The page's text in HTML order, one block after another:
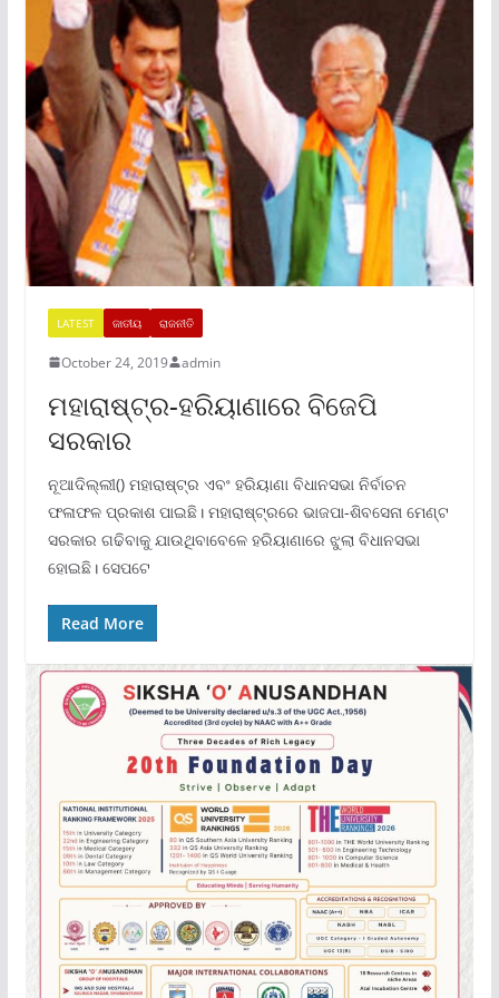
LATEST ଜାତୀୟ ରାଜନୀତି
October 24, 2019 admin
ମହାରାଷ୍ଟ୍ର-ହରିୟାଣାରେ ବିଜେପି
ସରକାର
ନୂଆଦିଲ୍ଲୀ() ମହାରାଷ୍ଟ୍ର ଏବଂ ହରିୟାଣା ବିଧାନସଭା ନିର୍ବାଚନ
ଫଳାଫଳ ପ୍ରକାଶ ପାଇଛି। ମହାରାଷ୍ଟ୍ରରେ ଭାଜପା-ଶିବସେନା ମେଣ୍ଟ
ସରକାର ଗଢିବାକୁ ଯାଉଥିବାବେଳେ ହରିୟାଣାରେ ଝୁଲା ବିଧାନସଭା
ହୋଇଛି। ସେପଟେ
Read More